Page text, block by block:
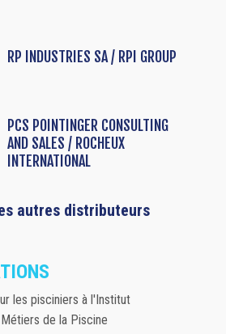
RP INDUSTRIES SA / RPI GROUP
PCS POINTINGER CONSULTING
AND SALES / ROCHEUX
INTERNATIONAL
autres distributeurs
les pisciniers à l'Institut
de la Piscine